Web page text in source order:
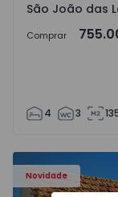
São João das
Comprar
4 3
Novidade
1571670 - 27
Moradia T1 com